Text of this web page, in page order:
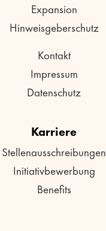
Expansion
Hinweisgeberschutz
Kontakt
Impressum
Datenschutz
Karriere
Stellenausschreibungen
Initiativbewerbung
Benefits